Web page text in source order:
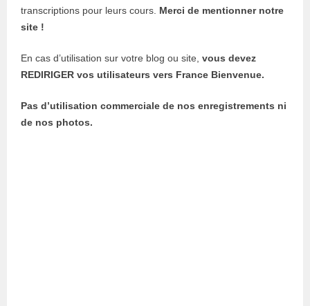
transcriptions pour leurs cours. Merci de mentionner notre
site !
En cas d’utilisation sur votre blog ou site,vous devez
REDIRIGER vos utilisateurs vers France Bienvenue.
Pas d’utilisation commerciale de nos enregistrements ni
de nos photos.